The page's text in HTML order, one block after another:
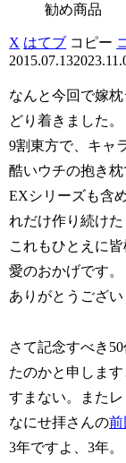
勧め商品
X はてブ コピー
2015.07.13
なんと今回で嫁
どり着きました。
9割東方で、キャ
酷いウチの抱き枕
EXシリーズも含
れだけ作り続けた
これもひとえに
愛のおかげです。
ありがとうござい
さて記念すべき
たのかと申しま
すまない。またレ
なにせ拝さんの前
3年ですよ、3年。